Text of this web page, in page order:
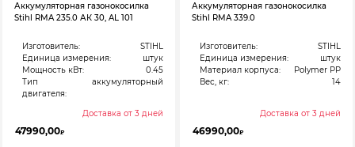
Аккумуляторная газонокосилка
Stihl RMA 235.0 АК 30, AL 101
Изготовитель:
STIHL
Единица измерения:
штук
Мощность кВт:
0.45
Тип
двигателя:
аккумуляторный
Доставка от 3 дней
47990,00₽
Аккумуляторная газонокосилка
Stihl RMA 339.0
Изготовитель:
STIHL
Единица измерения:
штук
Материал корпуса:
Polymer PP
Вес, кг:
14
Доставка от 3 дней
46990,00₽